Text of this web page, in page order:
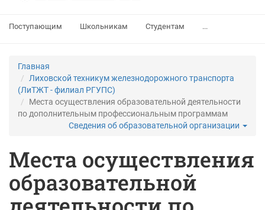
Поступающим Школьникам Студентам ...
Главная
Лиховской техникум железнодорожного транспорта
(ЛиТЖТ - филиал РГУПС)
Места осуществления образовательной деятельности
по дополнительным профессиональным программам
Сведения об образовательной организации
Места осуществления
образовательной